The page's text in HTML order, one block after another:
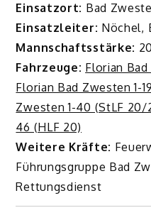
Einsatzort: Bad
Einsatzleiter: Nöchel,
Mannschaftsstärke: 20
Fahrzeuge: Florian Bad
Florian Bad Zwesten 1-
Zwesten 1-40 (StLF 20/
46 (HLF 20)
Weitere Kräfte:
Führungsgruppe Bad
Rettungsdienst